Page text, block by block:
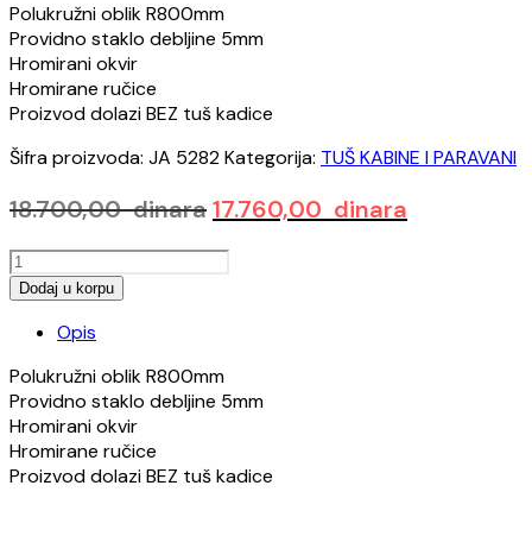
Polukružni oblik R800mm
Providno staklo debljine 5mm
Hromirani okvir
Hromirane ručice
Proizvod dolazi BEZ tuš kadice
Šifra proizvoda: JA 5282Kategorija: TUŠ KABINE I PARAVANI
18.700,00dinaraOriginalna
17.760,00 dinara
TUS
KABINA
R80cm
količina
Dodaj u korpu
Opis
Polukružni oblik R800mm
Providno staklo debljine 5mm
Hromirani okvir
Hromirane ručice
Proizvod dolazi BEZ tuš kadice